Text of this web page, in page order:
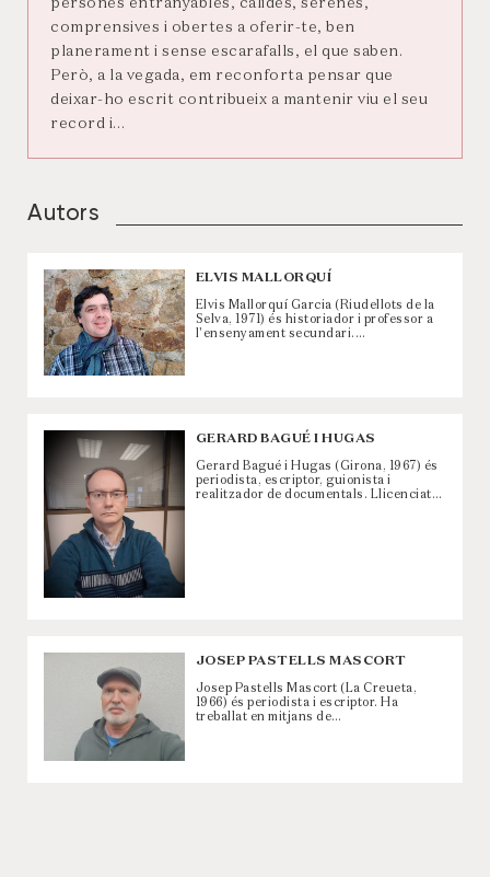
persones entranyables, càlides, serenes,
comprensives i obertes a oferir-te, ben
planerament i sense escarafalls, el que saben.
Però, a la vegada, em reconforta pensar que
deixar-ho escrit contribueix a mantenir viu el seu
record i…
Autors
ELVIS MALLORQUÍ
Elvis Mallorquí Garcia (Riudellots de la
Selva, 1971) és historiador i professor a
l'ensenyament secundari.…
GERARD BAGUÉ I HUGAS
Gerard Bagué i Hugas (Girona, 1967) és
periodista, escriptor, guionista i
realitzador de documentals. Llicenciat…
JOSEP PASTELLS MASCORT
Josep Pastells Mascort (La Creueta,
1966) és periodista i escriptor. Ha
treballat en mitjans de…